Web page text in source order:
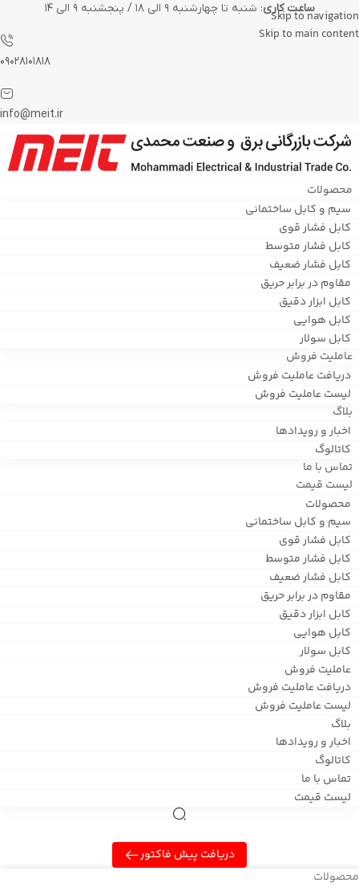
Skip to navigation
Skip to main content
ساعت کاری: شنبه تا چهارشنبه ۹ الی ۱۸ / پنجشنبه ۹ الی ۱۴
۰۹۰۲۸۱۰۱۸۱۸
info@meit.ir
محصولات
سیم و کابل ساختمانی
کابل فشار قوی
کابل فشار متوسط
کابل فشار ضعیف
مقاوم در برابر حریق
کابل ابزار دقیق
کابل هوایی
کابل سولار
عاملیت فروش
دریافت عاملیت فروش
لیست عاملیت فروش
بلاگ
اخبار و رویدادها
کاتالوگ
تماس با ما
لیست قیمت
محصولات
سیم و کابل ساختمانی
کابل فشار قوی
کابل فشار متوسط
کابل فشار ضعیف
مقاوم در برابر حریق
کابل ابزار دقیق
کابل هوایی
کابل سولار
عاملیت فروش
دریافت عاملیت فروش
لیست عاملیت فروش
بلاگ
اخبار و رویدادها
کاتالوگ
تماس با ما
لیست قیمت
دریافت پیش فاکتور
محصولات